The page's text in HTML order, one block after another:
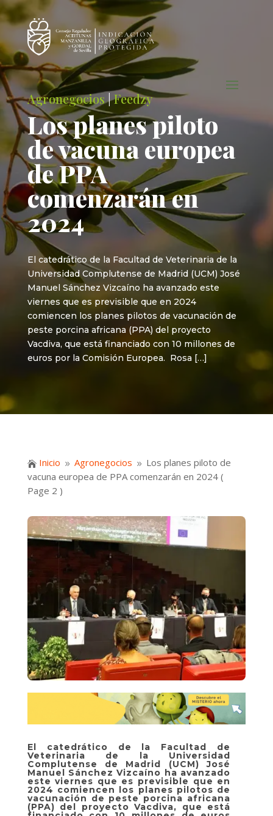
Agronegocios|Feedzy
Los planes piloto
de vacuna europea
de PPA
comenzarán en
2024
El catedrático de la Facultad de Veterinaria de la
Universidad Complutense de Madrid (UCM) José
Manuel Sánchez Vizcaíno ha avanzado este
viernes que es previsible que en 2024
comiencen los planes pilotos de vacunación de
peste porcina africana (PPA) del proyecto
Vacdiva, que está financiado con 10 millones de
euros por la Comisión Europea. Rosa […]
 Inicio 9 Agronegocios 9 Los planes piloto de
vacuna europea de PPA comenzarán en 2024(
Page 2 )
El catedrático de la Facultad de
Veterinaria de la Universidad
Complutense de Madrid (UCM) José
Manuel Sánchez Vizcaíno ha avanzado
este viernes que es previsible que en
2024 comiencen los planes pilotos de
vacunación de peste porcina africana
(PPA) del proyecto Vacdiva, que está